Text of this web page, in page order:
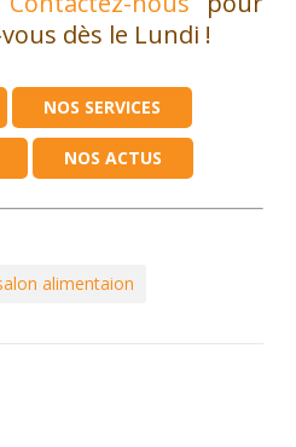
dès le Lundi !
NOS SERVICES
NOS ACTUS
alimentaion